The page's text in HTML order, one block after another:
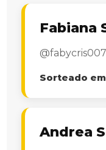
Fabiana
@fabycris007
Sorteado
Andrea